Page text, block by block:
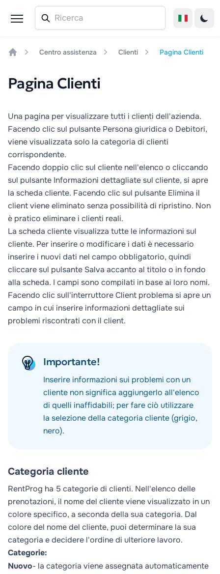
Centro assistenza Clienti Pagina Clienti
Pagina Clienti
Una pagina per visualizzare tutti i clienti dell'azienda.
Facendo clic sul pulsante Persona giuridica o Debitori,
viene visualizzata solo la categoria di clienti
corrispondente.
Facendo doppio clic sul cliente nell'elenco o cliccando
sul pulsante Informazioni dettagliate sul cliente, si apre
la scheda cliente. Facendo clic sul pulsante Elimina il
client viene eliminato senza possibilità di ripristino. Non
è pratico eliminare i clienti reali.
La scheda cliente visualizza tutte le informazioni sul
cliente. Per inserire o modificare i dati è necessario
inserire i nuovi dati nel campo obbligatorio, quindi
cliccare sul pulsante Salva accanto al titolo o in fondo
alla scheda. I campi sono compilati in base ai loro nomi.
Facendo clic sull'interruttoreClient problema si apre un
campo in cui inserire informazioni dettagliate sui
problemi riscontrati con il client.
Importante!
Inserire informazioni sui problemi con un
cliente non significa aggiungerlo all'elenco
di quelli inaffidabili; per fare ciò utilizzare
la selezione della categoria cliente (grigio,
nero).
Categoria cliente
RentProg ha 5 categorie di clienti. Nell'elenco delle
prenotazioni, il nome del cliente viene visualizzato in un
colore specifico, a seconda della sua categoria. Dal
colore del nome del cliente, puoi determinare la sua
categoria e decidere l'ordine di ulteriore lavoro.
Categorie:
Nuovo- la categoria viene assegnata automaticamente